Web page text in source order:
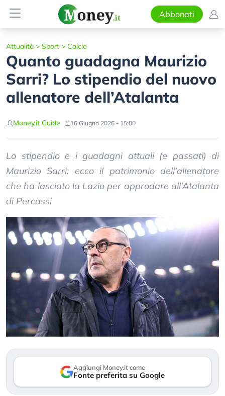
Abbonati
Attualità > Sport > Calcio
Quanto guadagna Maurizio
Sarri? Lo stipendio del nuovo
allenatore dell’Atalanta
Money.it Guide 16 Giugno 2026 - 15:00
Lo stipendio e i guadagni attuali (e passati) di
Maurizio Sarri: ecco il patrimonio dell’allenatore
che ha lasciato la Lazio per approdare all’Atalanta
di Percassi
Aggiungi Money.it come
Fonte preferita su Google